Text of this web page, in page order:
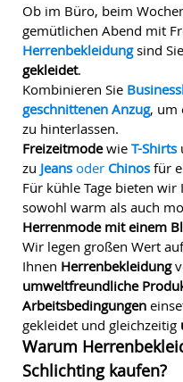
Ob im Büro, beim
gemütlichen Abend mit
Herrenbekleidungsind
gekleidet.
Kombinieren Sie
geschnittenen Anzug, um
zu hinterlassen.
Freizeitmodewie T-Shirts
zu Jeans oder Chinos für
Für kühle Tage bieten wir
sowohl warm als auch
Herrenmode mit einem
Wir legen großen Wert
Ihnen Herrenbekleidung
umweltfreundliche
Arbeitsbedingungen
gekleidet und gleichzeitig
Warum
Schlichting kaufen?